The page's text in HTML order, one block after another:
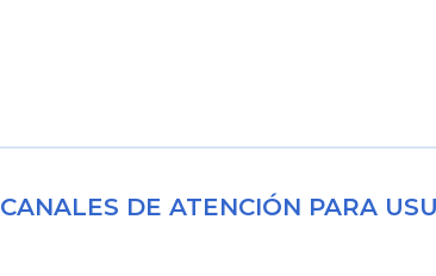
CANALES DE ATENCIÓN PARA